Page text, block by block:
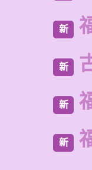
新
新
新
新